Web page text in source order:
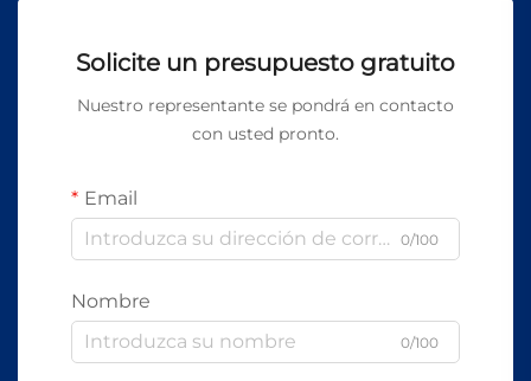
Solicite un presupuesto gratuito
Nuestro representante se pondrá en contacto
con usted pronto.
Email
0/100
Nombre
0/100